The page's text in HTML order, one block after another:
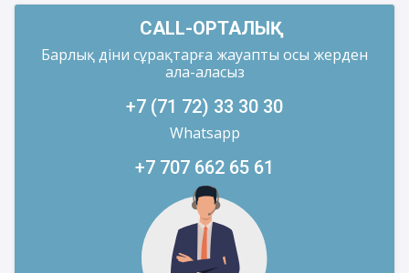
CALL-ОРТАЛЫҚ
Барлық діни сұрақтарға жауапты осы жерден
ала-аласыз
+7 (71 72) 33 30 30
Whatsapp
+7 707 662 65 61